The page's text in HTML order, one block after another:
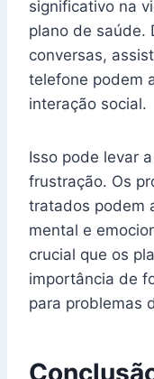
significativo na
plano de saúde.
conversas,
telefone podem
interação social.
Isso pode levar
frustração. Os
tratados podem
mental e
crucial que os
importância de
para problemas